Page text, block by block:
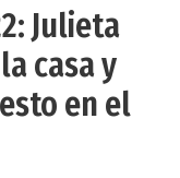
Julieta
casa y
en el